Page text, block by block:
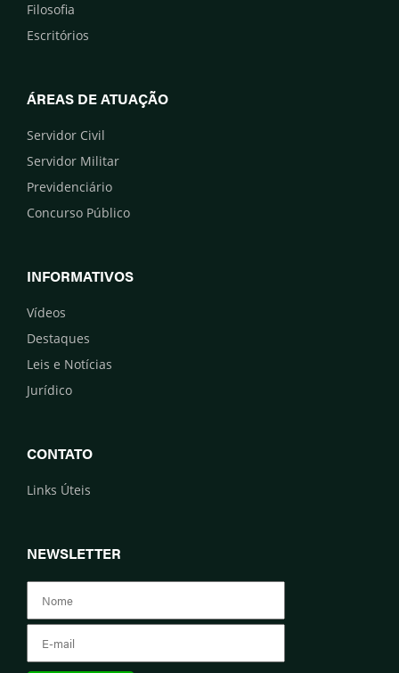
Filosofia
Escritórios
ÁREAS DE ATUAÇÃO
Servidor Civil
Servidor Militar
Previdenciário
Concurso Público
INFORMATIVOS
Vídeos
Destaques
Leis e Notícias
Jurídico
CONTATO
Links Úteis
NEWSLETTER